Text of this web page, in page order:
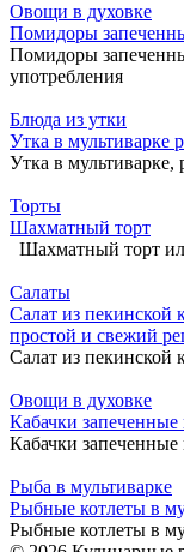
Овощи в духовке
Помидоры
Помидоры
употребления
Блюда из утки
Утка в мультиварке
Утка в мультиварке,
Торты
Шахматный торт
Шахматный торт
Салаты
Салат из пекинской
простой и свежий
Салат из пекинской
Овощи в духовке
Кабачки
Кабачки
Рыба в мультиварке
Рыбные котлеты в
Рыбные котлеты в